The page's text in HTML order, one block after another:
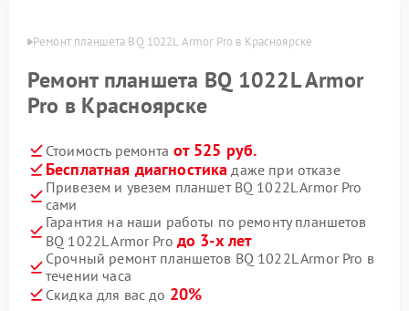
Ремонт планшета BQ 1022L Armor Pro в Красноярске
Ремонт планшета BQ 1022L Armor
Pro в Красноярске
Стоимость ремонта от 525 руб.
Бесплатная диагностика даже при отказе
Привезем и увезем планшет BQ 1022L Armor Pro
сами
Гарантия на наши работы по ремонту планшетов
BQ 1022L Armor Pro до 3-х лет
Срочный ремонт планшетов BQ 1022L Armor Pro в
течении часа
Скидка для вас до 20%